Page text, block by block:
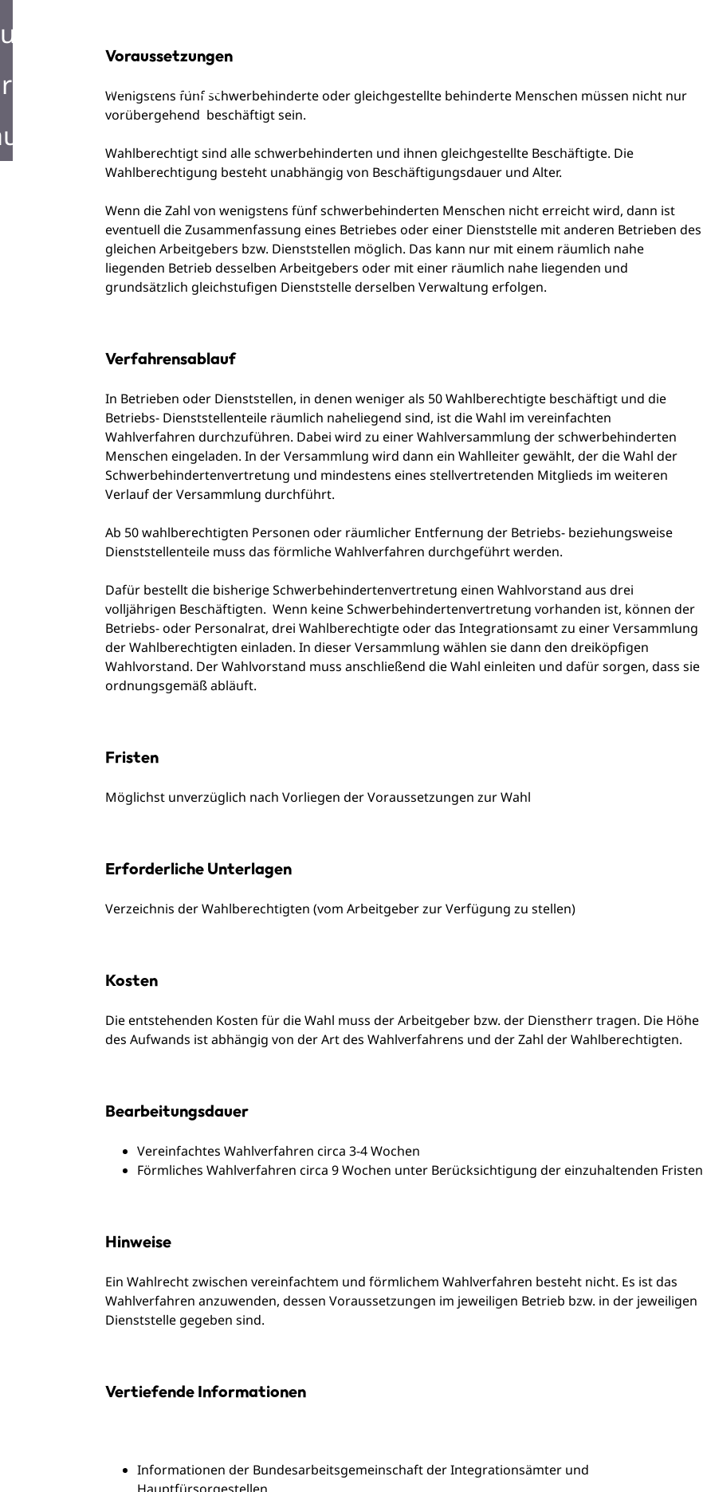
Information
in Mosbach
in Mosbach
Voraussetzungen
Wenigstens fünf schwerbehinderte oder gleichgestellte behinderte Menschen müssen nicht nur
vorübergehend beschäftigt sein.
Wahlberechtigt sind alle schwerbehinderten und ihnen gleichgestellte Beschäftigte. Die
Wahlberechtigung besteht unabhängig von Beschäftigungsdauer und Alter.
Wenn die Zahl von wenigstens fünf schwerbehinderten Menschen nicht erreicht wird, dann ist
eventuell die Zusammenfassung eines Betriebes oder einer Dienststelle mit anderen Betrieben des
gleichen Arbeitgebers bzw. Dienststellen möglich. Das kann nur mit einem räumlich nahe
liegenden Betrieb desselben Arbeitgebers oder mit einer räumlich nahe liegenden und
grundsätzlich gleichstufigen Dienststelle derselben Verwaltung erfolgen.
Verfahrensablauf
In Betrieben oder Dienststellen, in denen weniger als 50 Wahlberechtigte beschäftigt und die
Betriebs- Dienststellenteile räumlich naheliegend sind, ist die Wahl im vereinfachten
Wahlverfahren durchzuführen. Dabei wird zu einer Wahlversammlung der schwerbehinderten
Menschen eingeladen. In der Versammlung wird dann ein Wahlleiter gewählt, der die Wahl der
Schwerbehindertenvertretung und mindestens eines stellvertretenden Mitglieds im weiteren
Verlauf der Versammlung durchführt.
Ab 50 wahlberechtigten Personen oder räumlicher Entfernung der Betriebs- beziehungsweise
Dienststellenteile muss das förmliche Wahlverfahren durchgeführt werden.
Dafür bestellt die bisherige Schwerbehindertenvertretung einen Wahlvorstand aus drei
volljährigen Beschäftigten. Wenn keine Schwerbehindertenvertretung vorhanden ist, können der
Betriebs- oder Personalrat, drei Wahlberechtigte oder das Integrationsamt zu einer Versammlung
der Wahlberechtigten einladen. In dieser Versammlung wählen sie dann den dreiköpfigen
Wahlvorstand. Der Wahlvorstand muss anschließend die Wahl einleiten und dafür sorgen, dass sie
ordnungsgemäß abläuft.
Fristen
Möglichst unverzüglich nach Vorliegen der Voraussetzungen zur Wahl
Erforderliche Unterlagen
Verzeichnis der Wahlberechtigten (vom Arbeitgeber zur Verfügung zu stellen)
Kosten
Die entstehenden Kosten für die Wahl muss der Arbeitgeber bzw. der Dienstherr tragen. Die Höhe
des Aufwands ist abhängig von der Art des Wahlverfahrens und der Zahl der Wahlberechtigten.
Bearbeitungsdauer
Vereinfachtes Wahlverfahren circa 3-4 Wochen
Förmliches Wahlverfahren circa 9 Wochen unter Berücksichtigung der einzuhaltenden Fristen
Hinweise
Ein Wahlrecht zwischen vereinfachtem und förmlichem Wahlverfahren besteht nicht. Es ist das
Wahlverfahren anzuwenden, dessen Voraussetzungen im jeweiligen Betrieb bzw. in der jeweiligen
Dienststelle gegeben sind.
Vertiefende Informationen
Informationen der Bundesarbeitsgemeinschaft der Integrationsämter und